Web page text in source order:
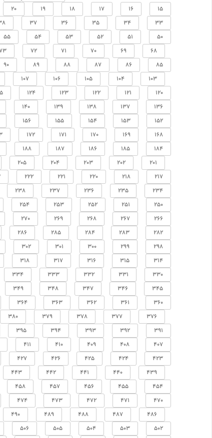
15
16
17
18
19
20
33
34
35
36
37
50
51
52
53
54
55
68
69
70
71
72
73
85
86
87
88
89
90
103
104
105
106
107
120
121
122
123
124
136
137
138
139
140
152
153
154
155
156
168
169
170
171
172
184
185
186
187
188
201
202
203
204
205
217
218
220
221
222
234
235
236
237
238
250
251
252
253
254
266
267
268
269
270
282
283
284
285
286
298
299
300
301
302
314
315
316
317
318
330
331
332
333
334
345
346
347
348
349
360
361
362
363
364
376
377
378
379
380
391
392
393
394
395
407
408
409
410
411
423
424
425
426
427
439
440
441
442
443
454
455
456
457
458
470
471
472
473
474
486
487
488
489
490
502
503
504
505
506